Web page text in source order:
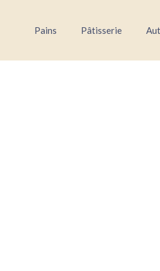
Pains Pâtisserie